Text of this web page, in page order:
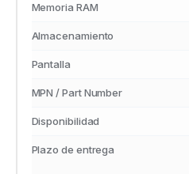
Memoria RAM
Almacenamiento
Pantalla
MPN / Part Number
Disponibilidad
Plazo de entrega